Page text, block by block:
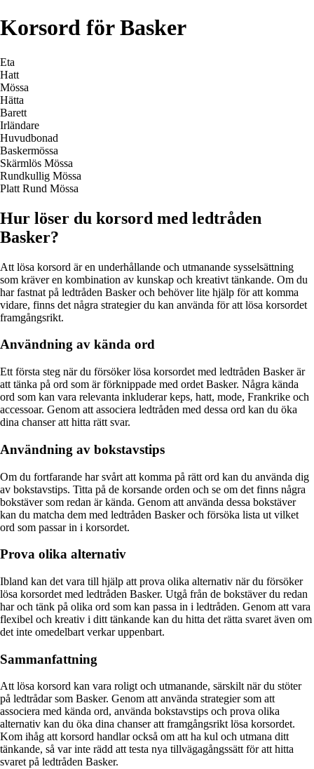
Korsord för Basker
Eta
Hatt
Mössa
Hätta
Barett
Irländare
Huvudbonad
Baskermössa
Skärmlös Mössa
Rundkullig Mössa
Platt Rund Mössa
Hur löser du korsord med ledtråden
Basker?
Att lösa korsord är en underhållande och utmanande sysselsättning
som kräver en kombination av kunskap och kreativt tänkande. Om du
har fastnat på ledtråden Basker och behöver lite hjälp för att komma
vidare, finns det några strategier du kan använda för att lösa korsordet
framgångsrikt.
Användning av kända ord
Ett första steg när du försöker lösa korsordet med ledtråden Basker är
att tänka på ord som är förknippade med ordet Basker. Några kända
ord som kan vara relevanta inkluderar keps, hatt, mode, Frankrike och
accessoar. Genom att associera ledtråden med dessa ord kan du öka
dina chanser att hitta rätt svar.
Användning av bokstavstips
Om du fortfarande har svårt att komma på rätt ord kan du använda dig
av bokstavstips. Titta på de korsande orden och se om det finns några
bokstäver som redan är kända. Genom att använda dessa bokstäver
kan du matcha dem med ledtråden Basker och försöka lista ut vilket
ord som passar in i korsordet.
Prova olika alternativ
Ibland kan det vara till hjälp att prova olika alternativ när du försöker
lösa korsordet med ledtråden Basker. Utgå från de bokstäver du redan
har och tänk på olika ord som kan passa in i ledtråden. Genom att vara
flexibel och kreativ i ditt tänkande kan du hitta det rätta svaret även om
det inte omedelbart verkar uppenbart.
Sammanfattning
Att lösa korsord kan vara roligt och utmanande, särskilt när du stöter
på ledtrådar som Basker. Genom att använda strategier som att
associera med kända ord, använda bokstavstips och prova olika
alternativ kan du öka dina chanser att framgångsrikt lösa korsordet.
Kom ihåg att korsord handlar också om att ha kul och utmana ditt
tänkande, så var inte rädd att testa nya tillvägagångssätt för att hitta
svaret på ledtråden Basker.